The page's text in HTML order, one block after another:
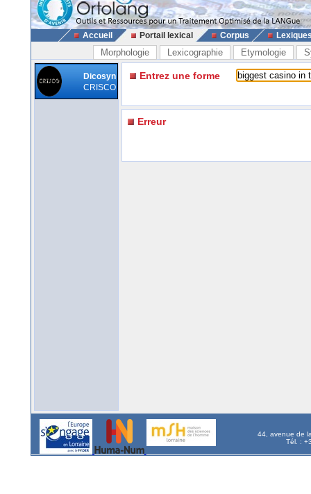
Accueil Portail lexical Corpus
Morphologie Lexicographie Etymologie
Dicosyn
CRISCO
Entrez une forme
Erreur
44, avenue de
Tél. :